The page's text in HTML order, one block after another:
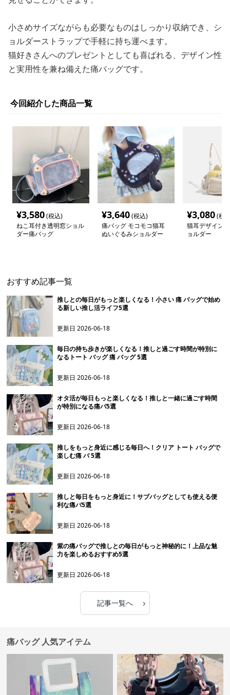
小さめサイズながらも必要なものはしっかり収納でき、シ
ョルダーストラップで手軽に持ち運べます。
猫好きさんへのプレゼントとしても喜ばれる、デザイン性
と実用性を兼ね備えた痛バッグです。
今回紹介した商品一覧
¥3,580(税込)
ねこ耳付き透明窓ショル
ダー痛バッグ
¥3,640(税込)
痛バッグ モコモコ猫耳
ぬいぐるみショルダー
¥3,080(税
猫耳デザイン
ョルダー
おすすめ記事一覧
推しとの毎日がもっと楽しくなる！小さい 痛 バッグで始め
る新しい推し活ライフ5選
更新日2026-06-18
毎日の持ち歩きが楽しくなる！推しと過ごす時間が特別に
なるトート バッグ 痛 バッグ 5選
更新日2026-06-18
オタ活が毎日もっと楽しくなる！推しと一緒に過ごす時間
が特別になる痛バ5選
更新日2026-06-18
推しをもっと身近に感じる毎日へ！クリア トート バッグで
楽しむ痛 バ 5選
更新日2026-06-18
推しと毎日をもっと身近に！サブバッグとしても使える便
利な痛バ5選
更新日2026-06-18
紫の痛バッグで推しとの毎日がもっと神秘的に！上品な魅
力を楽しめるおすすめ5選
更新日2026-06-18
記事一覧へ ›
痛バッグ 人気アイテム